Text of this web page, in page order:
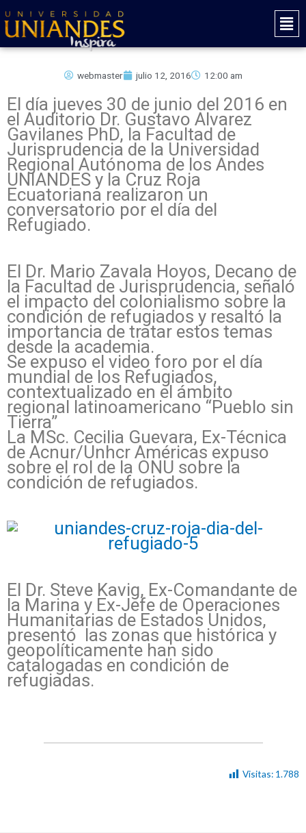
al
contenido
Main
webmaster julio 12, 2016 12:00 am
El día jueves 30 de junio del 2016 en
el Auditorio Dr. Gustavo Alvarez
Gavilanes PhD, la Facultad de
Jurisprudencia de la Universidad
Regional Autónoma de los Andes
UNIANDES y la Cruz Roja
Ecuatoriana realizaron un
conversatorio por el día del
Refugiado.
El Dr. Mario Zavala Hoyos, Decano de
la Facultad de Jurisprudencia, señaló
el impacto del colonialismo sobre la
condición de refugiados y resaltó la
importancia de tratar estos temas
desde la academia.
Se expuso el video foro por el día
mundial de los Refugiados,
contextualizado en el ámbito
regional latinoamericano “Pueblo sin
Tierra”
La MSc. Cecilia Guevara, Ex-Técnica
de Acnur/Unhcr Américas expuso
sobre el rol de la ‪ONU‬‬‬ sobre la
condición de refugiados.
El Dr. Steve Kavig, Ex-Comandante de
la Marina y Ex-Jefe de Operaciones
Humanitarias de Estados Unidos,
presentó las zonas que histórica y
geopolíticamente han sido
catalogadas en condición de
refugiadas.
Visitas: 1.788